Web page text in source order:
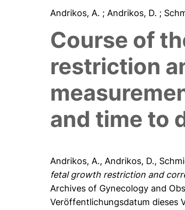
Andrikos, A. ; Andrikos, D. ;
Course of
restriction
and time to
Andrikos, A.,Andrikos, D.,
fetal growth restriction and
Archives of Gynecology and
Veröffentlichungsdatum dieses